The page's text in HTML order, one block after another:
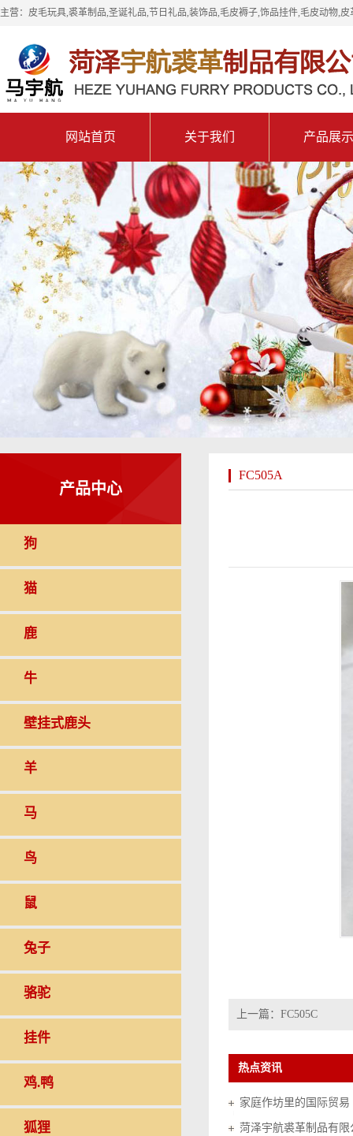
主营：皮毛玩具,裘革制品,圣诞礼品,节日礼品,装饰品,毛皮褥子,饰品挂件,毛皮动物,
网站首页 关于我们 产品展示
产品中心
狗
猫
鹿
牛
壁挂式鹿头
羊
马
鸟
鼠
兔子
骆驼
挂件
鸡.鸭
狐狸
FC505A
上一篇： FC505C
热点资讯
家庭作坊里的国际贸易
菏泽宇航裘革制品有